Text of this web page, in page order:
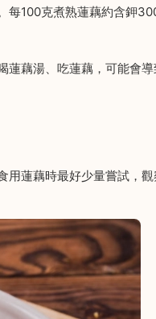
每100克煮熟蓮藕約含鉀
蓮藕湯、吃蓮藕，可能會
用蓮藕時最好少量嘗試，